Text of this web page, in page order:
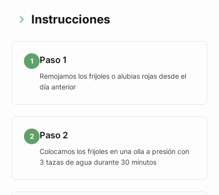
Instrucciones
1 Paso 1
Remojamos los frijoles o alubias rojas desde el
día anterior
2 Paso 2
Colocamos los frijoles en una olla a presión con
3 tazas de agua durante 30 minutos